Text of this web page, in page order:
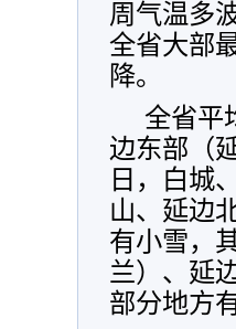
周气温多
全省大部
降。
全省平
边东部（
日，白城
山、延边
有小雪，
兰）、延
部分地方